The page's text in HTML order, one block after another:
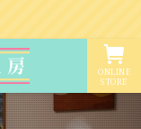
ONLINE
STORE